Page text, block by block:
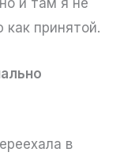
принятой.
в